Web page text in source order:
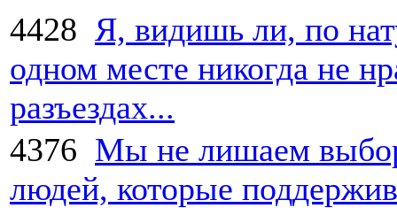
4428 Я, видишь ли, по
одном месте никогда не
разъездах...
4376 Мы не лишаем
людей, которые